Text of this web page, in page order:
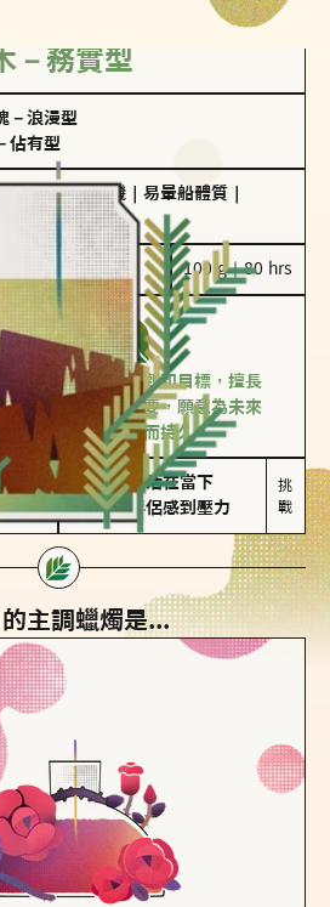
－務實型
－ 浪漫型
佔有型
驚喜製造機 易暈船體質
100 g｜80 hrs
務實型
雪松、聖木
立基於共同的價值觀和目標，擅長
說，感情穩定最重要，願意為未來
，讓愛情變得踏實而持久。
度
較難活在當下
易讓伴侶感到壓力
挑
戰
的主調蠟燭是...